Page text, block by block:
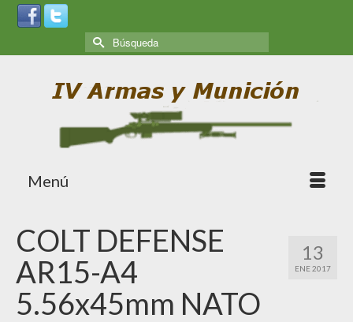
Menú
13
ENE 2017
COLT DEFENSE
AR15-A4
5.56x45mm NATO